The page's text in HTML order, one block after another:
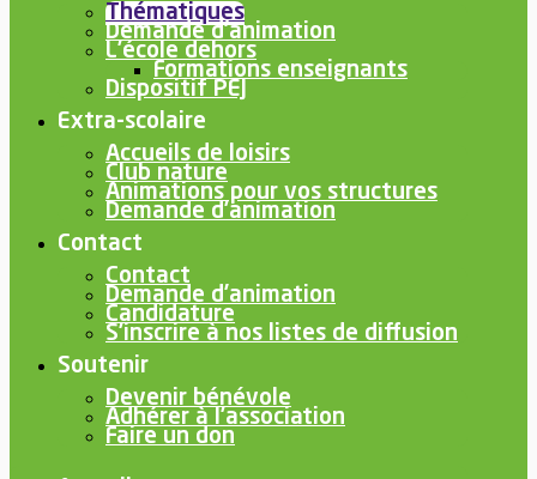
Thématiques
Demande d’animation
L’école dehors
Formations enseignants
Dispositif PEJ
Extra-scolaire
Accueils de loisirs
Club nature
Animations pour vos structures
Demande d’animation
Contact
Contact
Demande d’animation
Candidature
S’inscrire à nos listes de diffusion
Soutenir
Devenir bénévole
Adhérer à l’association
Faire un don